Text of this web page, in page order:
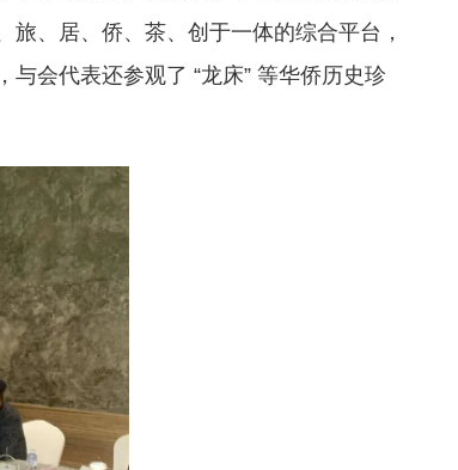
、居、侨、茶、创于一体的综合平台，
会代表还参观了 “龙床” 等华侨历史珍